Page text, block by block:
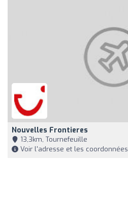
Nouvelles Frontieres
13,3km, Tournefeuille
Voir l'adresse et les coordonnées